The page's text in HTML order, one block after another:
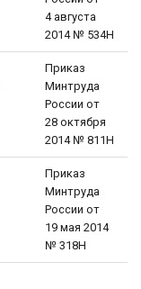
4 августа
2014 № 534Н
Приказ
Минтруда
России от
28 октября
2014 № 811Н
Приказ
Минтруда
России от
19 мая 2014
№ 318Н